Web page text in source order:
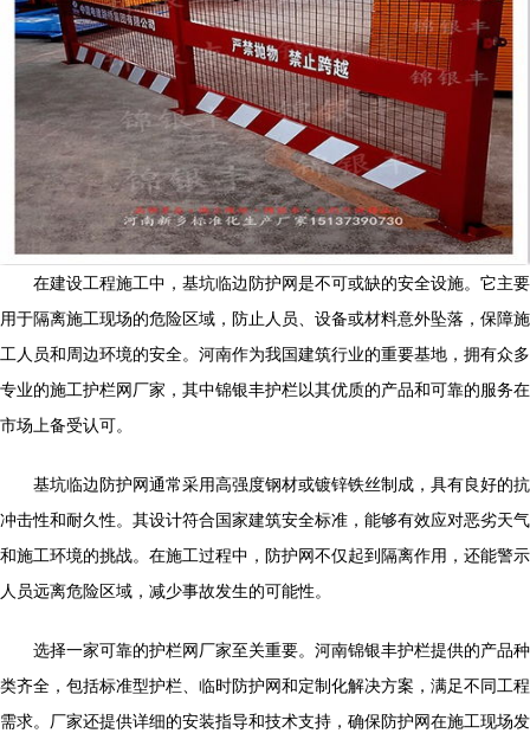
在建设工程施工中，基坑临边防护网是不可或缺的安全设施。它主要
用于隔离施工现场的危险区域，防止人员、设备或材料意外坠落，保障施
工人员和周边环境的安全。河南作为我国建筑行业的重要基地，拥有众多
专业的施工护栏网厂家，其中锦银丰护栏以其优质的产品和可靠的服务在
市场上备受认可。
基坑临边防护网通常采用高强度钢材或镀锌铁丝制成，具有良好的抗
冲击性和耐久性。其设计符合国家建筑安全标准，能够有效应对恶劣天气
和施工环境的挑战。在施工过程中，防护网不仅起到隔离作用，还能警示
人员远离危险区域，减少事故发生的可能性。
选择一家可靠的护栏网厂家至关重要。河南锦银丰护栏提供的产品种
类齐全，包括标准型护栏、临时防护网和定制化解决方案，满足不同工程
需求。厂家还提供详细的安装指导和技术支持，确保防护网在施工现场发